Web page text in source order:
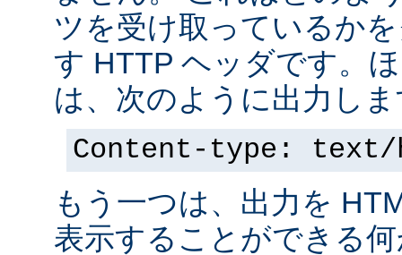
ツを受け取っているか
す HTTP ヘッダです。
は、次のように出力し
Content-type: text/
もう一つは、出力を
表示することができる